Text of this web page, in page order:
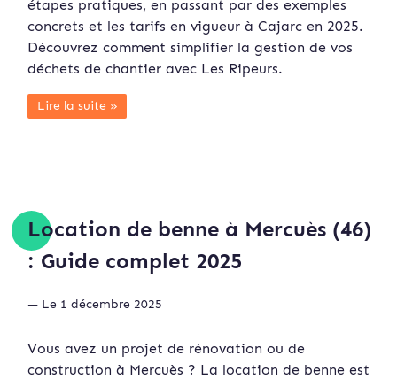
étapes pratiques, en passant par des exemples
concrets et les tarifs en vigueur à Cajarc en 2025.
Découvrez comment simplifier la gestion de vos
déchets de chantier avec Les Ripeurs.
Lire la suite »
Location de benne à Mercuès (46)
: Guide complet 2025
— Le 1 décembre 2025
Vous avez un projet de rénovation ou de
construction à Mercuès ? La location de benne est